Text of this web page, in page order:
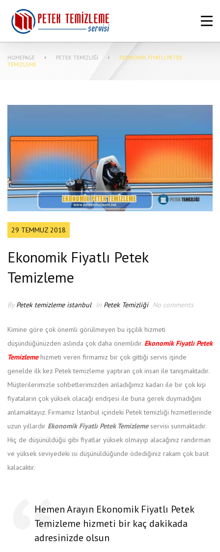
ANASAYFA
HAKKIMIZDA
PETEK TEMIZLEME FIYATLARI
HOMEPAGE PETEK TEMIZLIĞI
EKONOMIK FIYATLI PETEK
TEMIZLEME
29 TEMMUZ 2018
Ekonomik Fiyatlı Petek
Temizleme
ByPetek temizleme istanbul In Petek Temizliği No comments
Kimine göre çok önemli görülmeyen bu işçilik hizmeti
düşündüğünüzden aslında çok daha önemlidir. Ekonomik Fiyatlı Petek
Temizlemehizmeti veren firmamız bir çok gittiği servis işinde
genelde ilk kez Petek temizleme yaptıran çok insan ile tanışmaktadır.
Müşterilerimizle sohbetlerimizden anladığımız kadarı ile bir çok kişi
fiyataların çok yüksek olacağı endişesi ile buna gerek duymadığını
anlamaktayız. Firmamız İstanbul içindeki Petek temizliği hizmetlerinde
uzun yıllardır Ekonomik Fiyatlı Petek Temizlemeservisi sunmaktadır.
Hiç de düşünüldüğü gibi fiyatlar yüksek olmayıp alacağınız randırman
ve yüksek seviyedeki ısı düşünüldüğünde ödediğiniz rakam çok basit
kalacaktır.
Hemen Arayın Ekonomik Fiyatlı Petek
Temizleme hizmeti bir kaç dakikada
adresinizde olsun